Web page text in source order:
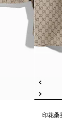
印花桑